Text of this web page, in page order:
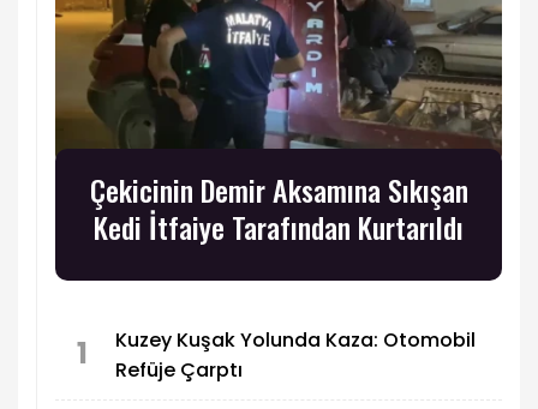
Çekicinin Demir Aksamına Sıkışan
Kedi İtfaiye Tarafından Kurtarıldı
1
Kuzey Kuşak Yolunda Kaza: Otomobil
Refüje Çarptı